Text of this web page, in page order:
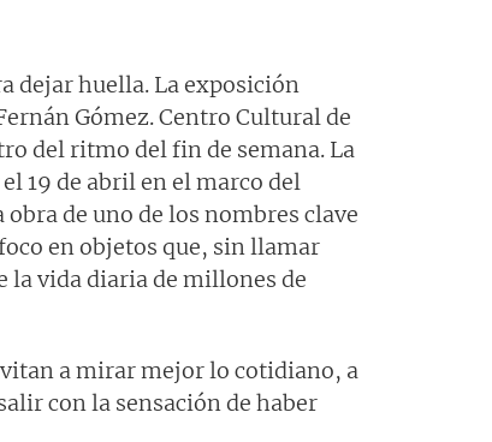
dejar huella. La exposición
Gómez. Centro Cultural de
del ritmo del fin de semana. La
19 de abril en el marco del
de uno de los nombres clave
en objetos que, sin llamar
la vida diaria de millones de
a mirar mejor lo cotidiano, a
con la sensación de haber